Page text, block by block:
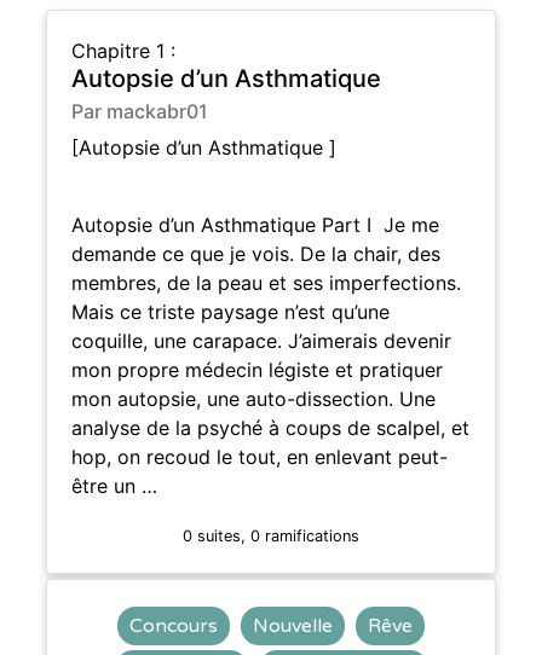
Chapitre 1 :
Autopsie d’un Asthmatique
Par mackabr01
[Autopsie d’un Asthmatique ]
Autopsie d’un Asthmatique Part I Je me
demande ce que je vois. De la chair, des
membres, de la peau et ses imperfections.
Mais ce triste paysage n’est qu’une
coquille, une carapace. J’aimerais devenir
mon propre médecin légiste et pratiquer
mon autopsie, une auto-dissection. Une
analyse de la psyché à coups de scalpel, et
hop, on recoud le tout, en enlevant peut-
être un …
0 suites, 0 ramifications
Concours Nouvelle
Rêve